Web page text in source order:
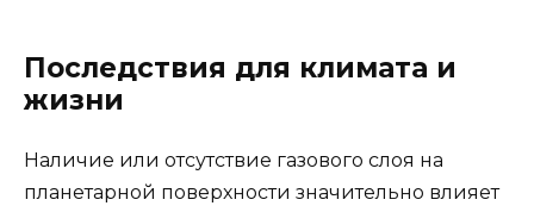
Последствия для климата и
жизни
Наличие или отсутствие газового слоя на
планетарной поверхности значительно влияет